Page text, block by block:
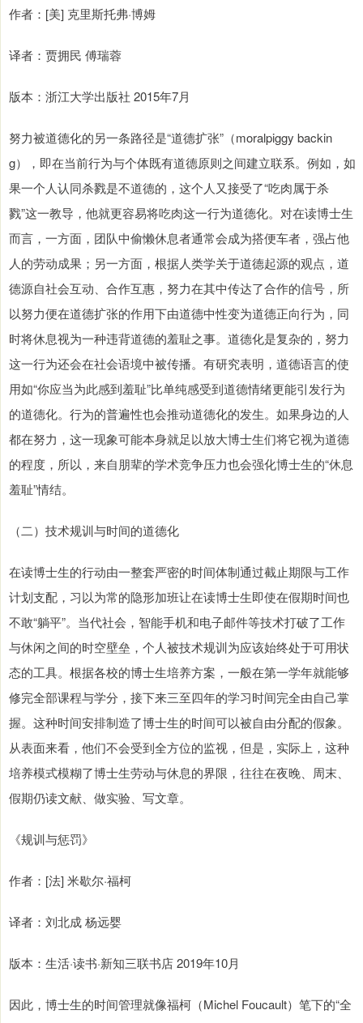
作者：[美] 克里斯托弗·博姆
译者：贾拥民 傅瑞蓉
版本：浙江大学出版社 2015年7月
努力被道德化的另一条路径是“道德扩张”（moralpiggy backin
g），即在当前行为与个体既有道德原则之间建立联系。例如，如
果一个人认同杀戮是不道德的，这个人又接受了“吃肉属于杀
戮”这一教导，他就更容易将吃肉这一行为道德化。对在读博士生
而言，一方面，团队中偷懒休息者通常会成为搭便车者，强占他
人的劳动成果；另一方面，根据人类学关于道德起源的观点，道
德源自社会互动、合作互惠，努力在其中传达了合作的信号，所
以努力便在道德扩张的作用下由道德中性变为道德正向行为，同
时将休息视为一种违背道德的羞耻之事。道德化是复杂的，努力
这一行为还会在社会语境中被传播。有研究表明，道德语言的使
用如“你应当为此感到羞耻”比单纯感受到道德情绪更能引发行为
的道德化。行为的普遍性也会推动道德化的发生。如果身边的人
都在努力，这一现象可能本身就足以放大博士生们将它视为道德
的程度，所以，来自朋辈的学术竞争压力也会强化博士生的“休息
羞耻”情结。
（二）技术规训与时间的道德化
在读博士生的行动由一整套严密的时间体制通过截止期限与工作
计划支配，习以为常的隐形加班让在读博士生即使在假期时间也
不敢“躺平”。当代社会，智能手机和电子邮件等技术打破了工作
与休闲之间的时空壁垒，个人被技术规训为应该始终处于可用状
态的工具。根据各校的博士生培养方案，一般在第一学年就能够
修完全部课程与学分，接下来三至四年的学习时间完全由自己掌
握。这种时间安排制造了博士生的时间可以被自由分配的假象。
从表面来看，他们不会受到全方位的监视，但是，实际上，这种
培养模式模糊了博士生劳动与休息的界限，往往在夜晚、周末、
假期仍读文献、做实验、写文章。
《规训与惩罚》
作者：[法] 米歇尔·福柯
译者：刘北成 杨远婴
版本：生活·读书·新知三联书店 2019年10月
因此，博士生的时间管理就像福柯（Michel Foucault）笔下的“全